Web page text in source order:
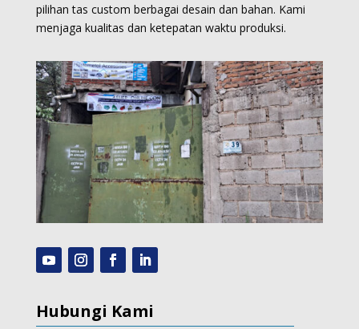
pilihan tas custom berbagai desain dan bahan. Kami
menjaga kualitas dan ketepatan waktu produksi.
Hubungi Kami